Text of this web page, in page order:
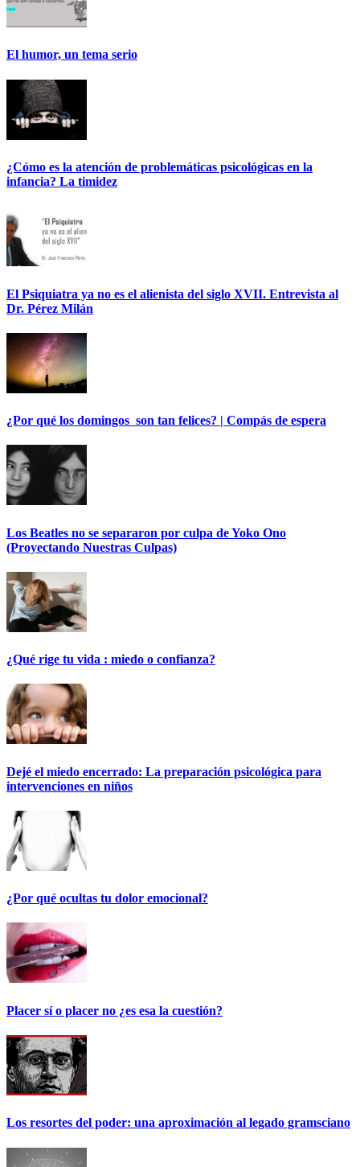
El humor, un tema serio
¿Cómo es la atención de problemáticas psicológicas en la
infancia? La timidez
El Psiquiatra ya no es el alienista del siglo XVII. Entrevista al
Dr. Pérez Milán
¿Por qué los domingos son tan felices? | Compás de espera
Los Beatles no se separaron por culpa de Yoko Ono
(Proyectando Nuestras Culpas)
¿Qué rige tu vida : miedo o confianza?
Dejé el miedo encerrado: La preparación psicológica para
intervenciones en niños
¿Por qué ocultas tu dolor emocional?
Placer sí o placer no ¿es esa la cuestión?
Los resortes del poder: una aproximación al legado gramsciano